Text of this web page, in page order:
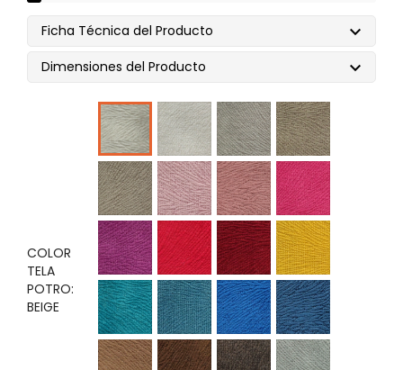
Ficha Técnica del Producto 
Dimensiones del Producto 
COLOR
TELA
POTRO:
BEIGE
beige Ivori
Camel
Claro
Camel
Oscuro
Castaña Rosado
Palo
Rosa
fucsia
violeta Rojo Vino Amarillo
Verde
Jade
cobalto
Azul
marino
Azul
acero
Tabaco Marrón Moro Plata